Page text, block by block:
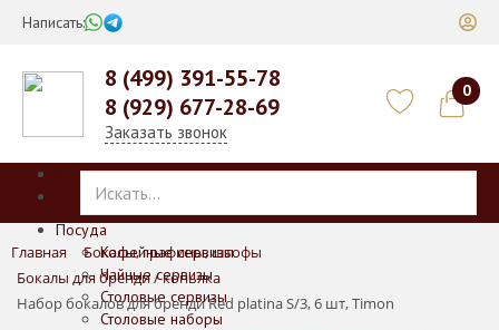
Написать:
8 (499) 391-55-78
8 (929) 677-28-69
Заказать звонок
0
Каталог
Посуда
Кофейные сервизы
Чайные сервизы
Столовые сервизы
Столовые наборы
Главная
Бокалы, графины, штофы
Бокалы для бренди / коньяка
Набор бокалов для бренди Red platina S/3, 6 шт, Timon